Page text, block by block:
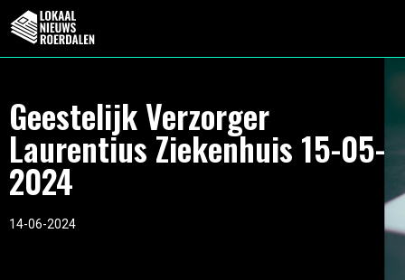
Geestelijk Verzorger
Laurentius Ziekenhuis 15-05-
2024
14-06-2024